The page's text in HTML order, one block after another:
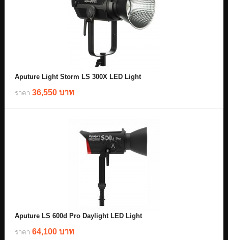
Aputure Light Storm LS 300X LED Light
ราคา 36,550 บาท
Aputure LS 600d Pro Daylight LED Light
ราคา 64,100 บาท